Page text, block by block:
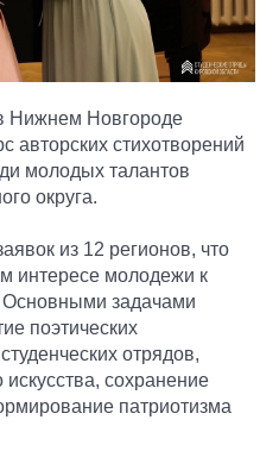
Нижнем Новгороде
авторских стихотворений
молодых талантов
округа.
из 12 регионов, что
интересе молодежи к
Основными задачами
поэтических
отрядов,
сохранение
патриотизма